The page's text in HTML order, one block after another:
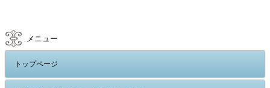
メニュー
トップページ